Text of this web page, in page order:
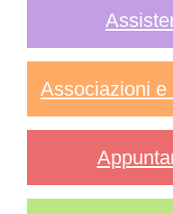
Associazioni e